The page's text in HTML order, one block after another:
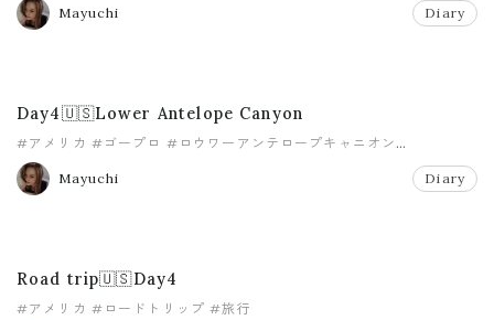
Mayuchi Diary
Day4🇺🇸Lower Antelope Canyon
#アメリカ #ゴープロ #ロウワーアンテロープキャニオン
#ロードトリップ
Mayuchi
Diary
Road trip🇺🇸Day4
#アメリカ #ロードトリップ #旅行